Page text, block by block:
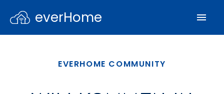
everHome
EVERHOME COMMUNITY